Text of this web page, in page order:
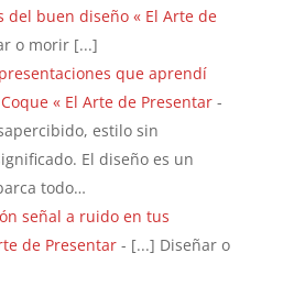
del buen diseño « El Arte de
o morir [...]
que aprendí
« El Arte de Presentar-
estilo sin
El diseño es un
todo…
señal a ruido en tus
de Presentar- [...] Diseñar o